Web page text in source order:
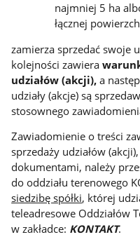
najmniej 5 ha
łącznej
zamierza sprzedać swoje
kolejności zawiera
udziałów (akcji), a
udziały (akcje) są
stosownego
Zawiadomienie o treści
sprzedaży udziałów
dokumentami, należy
do oddziału terenowego
siedzibę spółki, której
teleadresowe Oddziałów
w zakładce: KONTAKT.